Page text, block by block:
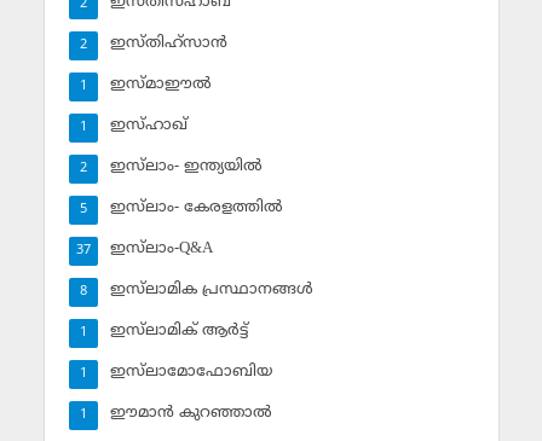
2
ഇസ്തിഹ്‌സാന്‍
2
ഇസ്മാഈല്‍
1
ഇസ്ഹാഖ്‌
1
ഇസ്‌ലാം- ഇന്ത്യയില്‍
2
ഇസ്‌ലാം- കേരളത്തില്‍
5
ഇസ്‌ലാം-Q&A
37
ഇസ്‌ലാമിക പ്രസ്ഥാനങ്ങള്‍
8
ഇസ്‌ലാമിക് ആര്‍ട്ട്
1
ഇസ്‌ലാമോഫോബിയ
1
ഈമാന്‍ കുറഞ്ഞാല്‍
1